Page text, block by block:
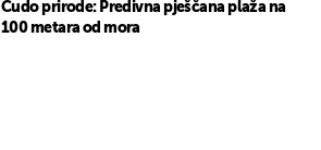
Čudo prirode: Predivna pješčana plaža na
100 metara od mora